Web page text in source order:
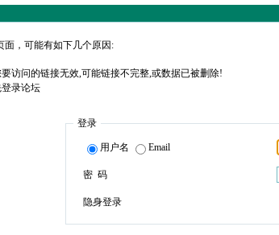
面，可能有如下几个原因:
访问的链接无效,可能链接不完整,或数据已被删除!
录论坛
登录
用户名 Email
密 码
隐身登录